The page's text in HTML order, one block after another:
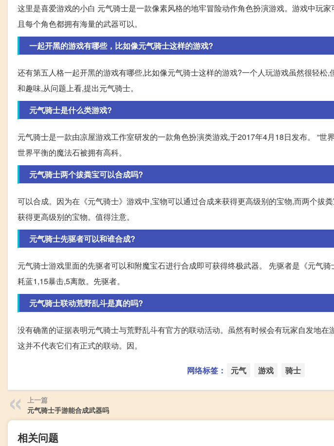
这里是喜爱游戏的小白 元气骑士是一款像素风格的地牢冒险动作角色扮演游戏。游戏中玩
且每个角色都拥有海量的武器可以。
一起开黑的游戏有哪些，比如像元气骑士这样的游戏?
还有第五人格一起开黑的游戏有哪些,比如像元气骑士这样的游戏?一个人玩游戏虽然很轻松
和趣味,从问题上看,提出元气骑士。
元气骑士是什么类游戏?
元气骑士是一款由凉屋游戏工作室研发的一款角色扮演类游戏,于2017年4月18日发布。 “世
世界平衡的魔法石被拥有高科。
元气骑士两个拔粪宝可以合成吗?
可以合成。因为在《元气骑士》游戏中,宝物可以通过合成来获得更高级别的宝物,而两个拔
获得更高级别的宝物。值得注意。
元气骑士先驱者可以和谁合成?
元气骑士游戏里面的先驱者可以和附魔宝石进行合成即可获得终极武器。 先驱者是《元气
耗蓝1,15暴击,5离散。先驱者。
元气骑士联动荒野乱斗是真的吗?
没有确凿的证据表明元气骑士与荒野乱斗有官方的联动活动。虽然有时候会有玩家自发地在
这并不代表它们有正式的联动。因。
网络标签： 元气 游戏 骑士
上一篇
元气骑士手游能合成武器吗
相关问题